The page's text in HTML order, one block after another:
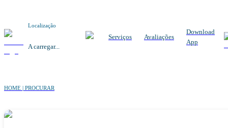
Localização
A carregar...
Serviços Avaliações
Download
App
HOME | PROCURAR